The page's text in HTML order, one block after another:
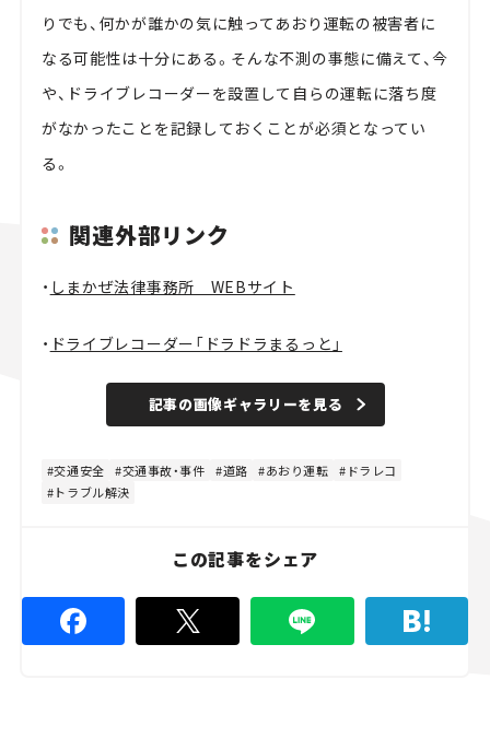
りでも、何かが誰かの気に触ってあおり運転の被害者に
なる可能性は十分にある。そんな不測の事態に備えて、今
や、ドライブレコーダーを設置して自らの運転に落ち度
がなかったことを記録しておくことが必須となってい
る。
関連外部リンク
・ しまかぜ法律事務所 WEBサイト
・ ドライブレコーダー「ドラドラまるっと」
記事の画像ギャラリーを見る
交通安全 交通事故・事件 道路 あおり運転
ドラレコ
トラブル解決
この記事をシェア